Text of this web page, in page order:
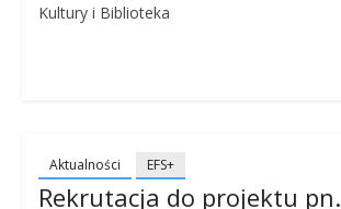
Kultury i Biblioteka
Aktualności EFS+
Rekrutacja do projektu pn.